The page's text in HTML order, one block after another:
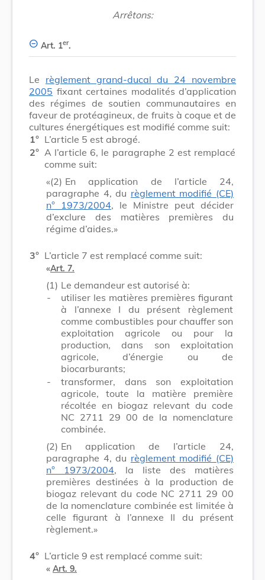
Arrêtons:
Art. 1er.
Le règlement grand-ducal du 24 novembre
2005 fixant certaines modalités d’application
des régimes de soutien communautaires en
faveur de protéagineux, de fruits à coque et de
cultures énergétiques est modifié comme suit:
1° L’article 5 est abrogé.
2° A l’article 6, le paragraphe 2 est remplacé
comme suit:
«(2) En application de l’article 24,
paragraphe 4, du règlement modifié (CE)
n° 1973/2004, le Ministre peut décider
d’exclure des matières premières du
régime d’aides.»
3° L’article 7 est remplacé comme suit:
«Art. 7.
(1) Le demandeur est autorisé à:
-
utiliser les matières premières figurant
à l’annexe I du présent règlement
comme combustibles pour chauffer son
exploitation agricole ou pour la
production, dans son exploitation
agricole, d’énergie ou de
biocarburants;
-
transformer, dans son exploitation
agricole, toute la matière première
récoltée en biogaz relevant du code
NC 2711 29 00 de la nomenclature
combinée.
(2) En application de l’article 24,
paragraphe 4, du règlement modifié (CE)
n° 1973/2004, la liste des matières
premières destinées à la production de
biogaz relevant du code NC 2711 29 00
de la nomenclature combinée est limitée à
celle figurant à l’annexe II du présent
règlement.»
4° L’article 9 est remplacé comme suit:
« Art. 9.